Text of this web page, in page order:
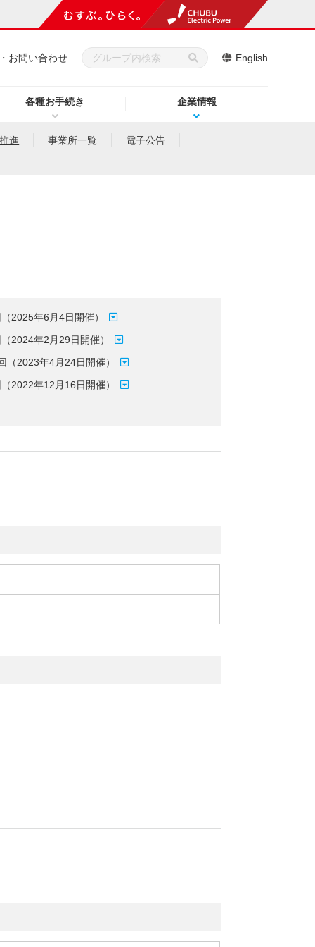
各種お手続き 企業情報
お問い合わせ English
進 事業所一覧 電子公告
2025年6月4日開催）
2024年2月29日開催）
（2023年4月24日開催）
2022年12月16日開催）